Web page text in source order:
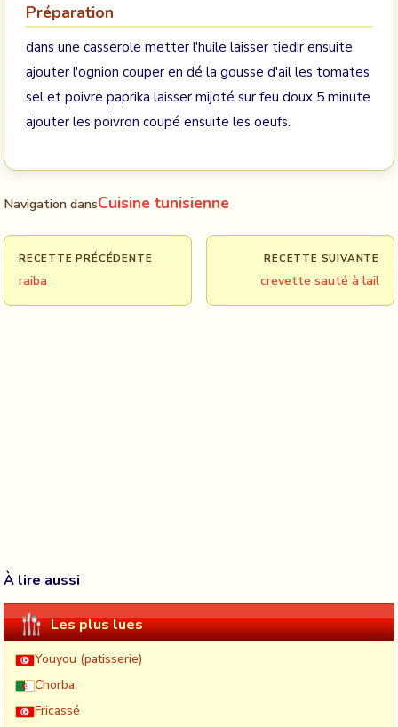
Préparation
dans une casserole metter l'huile laisser tiedir ensuite
ajouter l'ognion couper en dé la gousse d'ail les tomates
sel et poivre paprika laisser mijoté sur feu doux 5 minute
ajouter les poivron coupé ensuite les oeufs.
Navigation dansCuisine tunisienne
RECETTE PRÉCÉDENTE
raiba
RECETTE SUIVANTE
crevette sauté à lail
À lire aussi
Les plus lues
Youyou (patisserie)
Chorba
Fricassé